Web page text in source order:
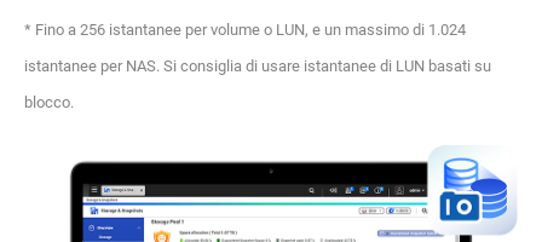
* Fino a 256 istantanee per volume o LUN, e un massimo di 1.024
istantanee per NAS. Si consiglia di usare istantanee di LUN basati su
blocco.